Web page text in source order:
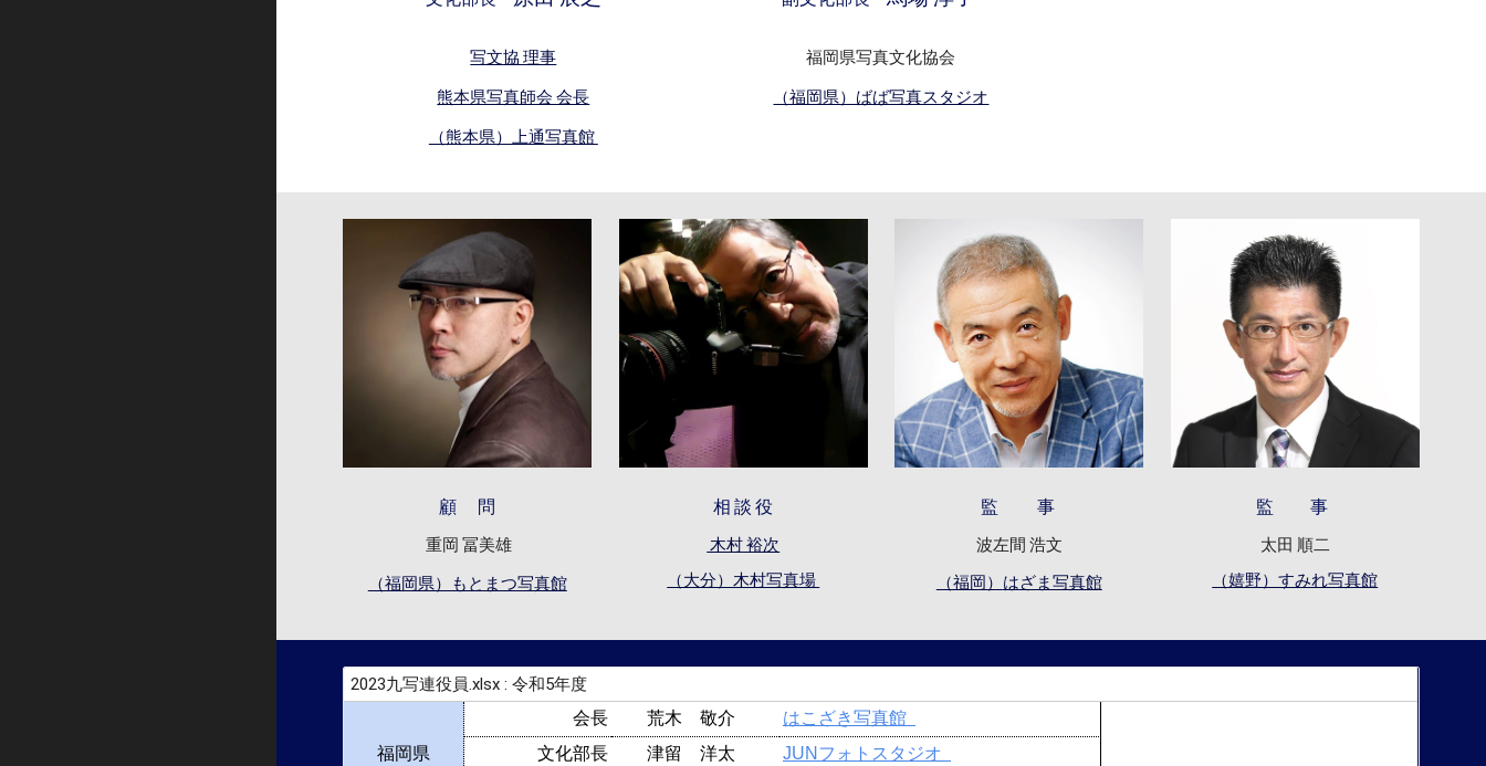
写文協 理事
熊本県写真師会 会長
（熊本県）上通写真館
福岡県写真文化協会
（福岡県）ばば写真スタジオ
顧 問
重岡 冨美雄
（福岡県）もとまつ写真館
相 談 役
木村 裕次
（大分）木村写真場
監 事
波左間 浩文
（福岡） はざま写真館
監 事
太田 順二
（嬉野）すみれ写真館